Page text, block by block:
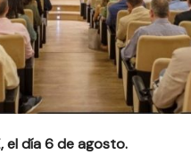
el día 6 de agosto.